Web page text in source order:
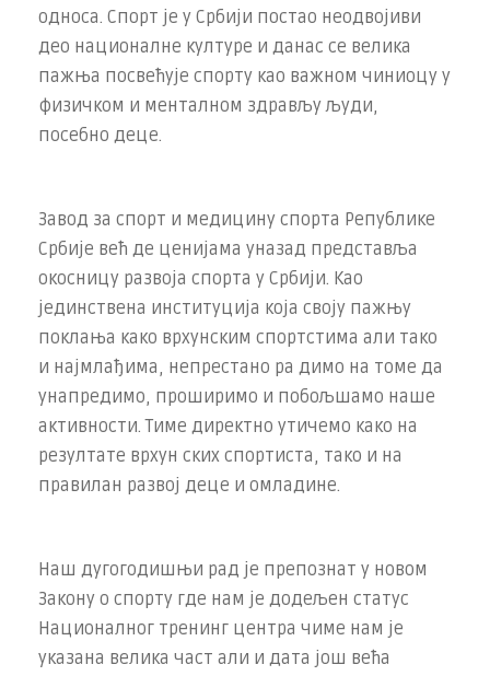
односа. Спорт је у Србији постао неодвојиви
део националне културе и данас се велика
пажња посвећује спорту као важном чиниоцу у
физичком и менталном здрављу људи,
посебно деце.
Завод за спорт и медицину спорта Републике
Србије већ де­ ценијама уназад представља
окосницу развоја спорта у Србији. Као
јединствена институција која своју пажњу
поклања како врхунским спортстима али тако
и најмлађима, непрестано ра­ димо на томе да
унапредимо, проширимо и побољшамо наше
активности. Тиме директно утичемо како на
резултате врхун­ ских спортиста, тако и на
правилан развој деце и омладине.
Наш дугогодишњи рад је препознат у новом
Закону о спорту где нам је додељен статус
Националног тренинг центра чиме нам је
указана велика част али и дата још већа